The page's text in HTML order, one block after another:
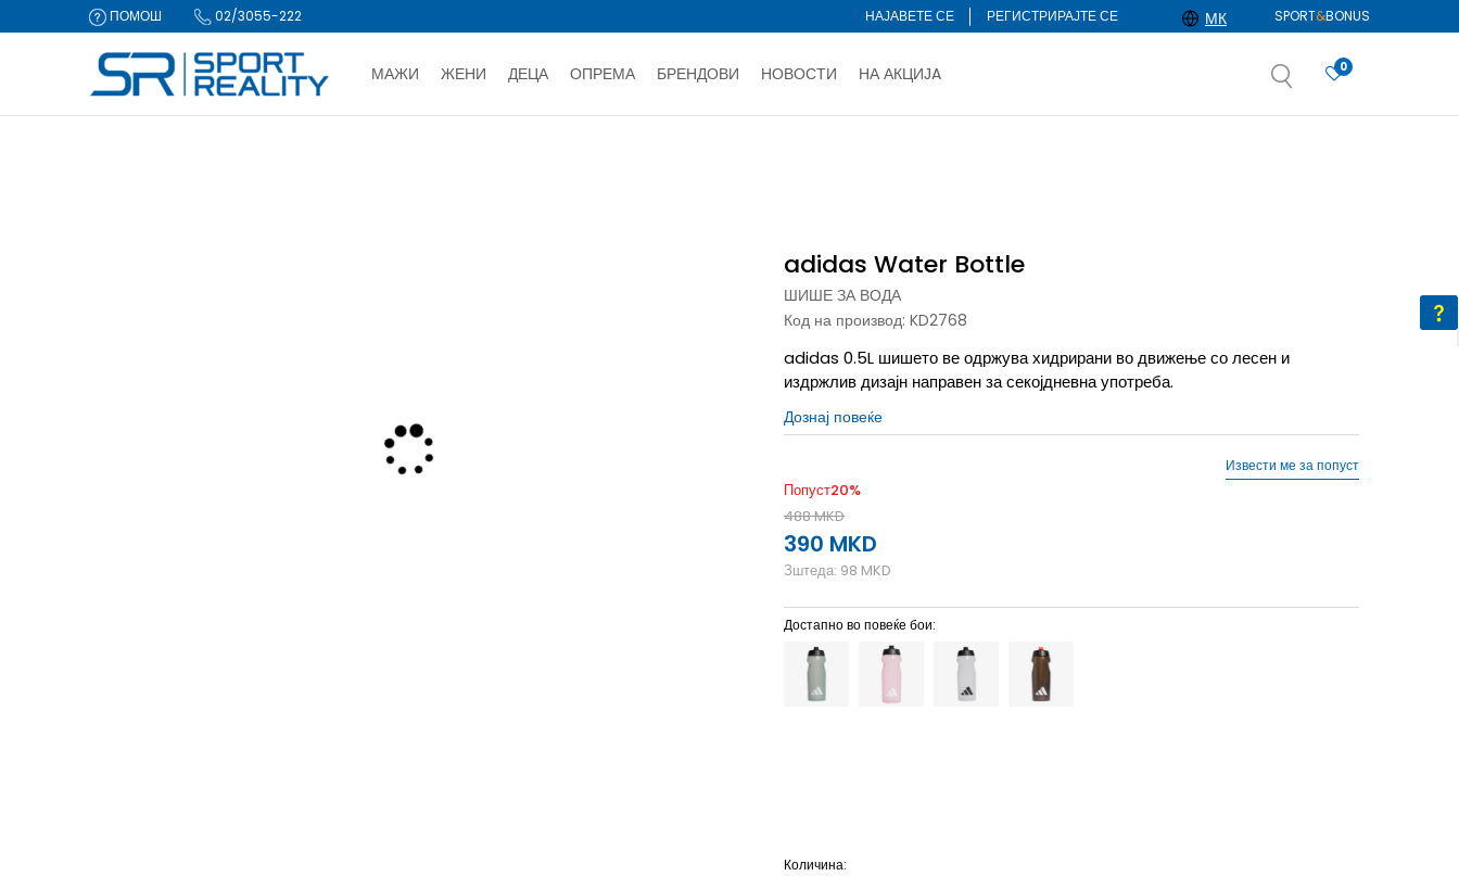
ПОМОШ 02/3055-222 SPORT&BONUS
НАЈАВЕТЕ СЕ РЕГИСТРИРАЈТЕ СЕ МК
МАЖИ ЖЕНИ ДЕЦА ОПРЕМА БРЕНДОВИ НОВОСТИ НА АКЦИЈA 0
adidas Water Bottle
ШИШЕ ЗА ВОДА
Код на производ: KD2768
adidas 0.5L шишето ве одржува хидрирани во движење со лесен и
издржлив дизајн направен за секојдневна употреба.
Дознај повеќе
Попуст20%
488MKD
390 MKD
Зштеда: 98 MKD
Извести ме за попуст
Достапно во повеќе бои:
Количина: